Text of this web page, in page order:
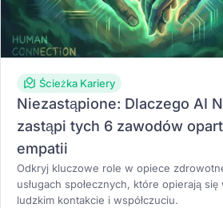
Ścieżka Kariery
Niezastąpione: Dlaczego AI
zastąpi tych 6 zawodów
empatii
Odkryj kluczowe role w opiece
usługach społecznych, które opierają się
ludzkim kontakcie i współczuciu.